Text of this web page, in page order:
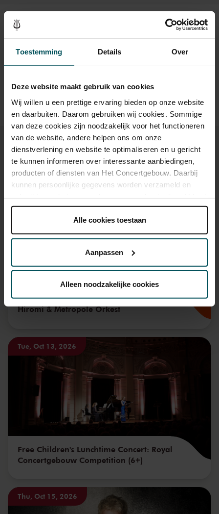
Toestemming Details Over
Deze website maakt gebruik van cookies
Wij willen u een prettige ervaring bieden op onze website
en daarbuiten. Daarom gebruiken wij cookies. Sommige
van deze cookies zijn noodzakelijk voor het functioneren
van de website, andere helpen ons om onze
dienstverlening en website te optimaliseren en u gericht
te kunnen informeren over interessante aanbiedingen,
producten of diensten van Het Concertgebouw. Daarbij
kunnen persoonlijke gegevens worden verzameld en
onder 'aanpassen' zelf welke cookies wij mogen
Lees onze cookieverklaring hier. Lees onze
Via decookieverklaringop onze website kunt u uw
We werken samen met 32 derden
Alle cookies toestaan
Aanpassen
Alleen noodzakelijke cookies
Tickets
Drinks are not included in the price of admission. Are you
Prices do not include transaction fee: € 5 per order.
You might also like:
Fri, Sep 11, 2026
Hiromi & Metropole Orkest
Tue, Oct 13, 2026
Free Children's Lunchtime Concert: Royal
Concertgebouw Competition (6+)
Thu, Oct 15, 2026